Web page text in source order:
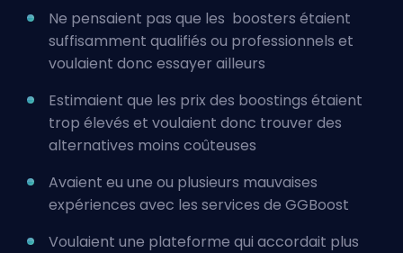
Ne pensaient pas que les boosters étaient
suffisamment qualifiés ou professionnels et
voulaient donc essayer ailleurs
Estimaient que les prix des boostings étaient
trop élevés et voulaient donc trouver des
alternatives moins coûteuses
Avaient eu une ou plusieurs mauvaises
expériences avec les services de GGBoost
Voulaient une plateforme qui accordait plus